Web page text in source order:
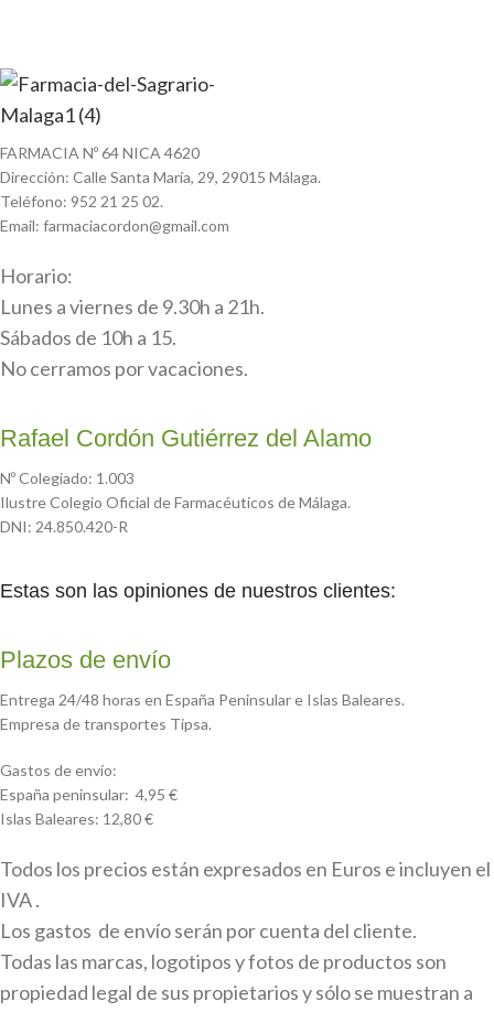
FARMACIA Nº 64 NICA 4620
Dirección: Calle Santa María, 29, 29015 Málaga.
Teléfono: 952 21 25 02.
Email: farmaciacordon@gmail.com
Horario:
Lunes a viernes de 9.30h a 21h.
Sábados de 10h a 15.
No cerramos por vacaciones.
Rafael Cordón Gutiérrez del Alamo
Nº Colegiado: 1.003
Ilustre Colegio Oficial de Farmacéuticos de Málaga.
DNI: 24.850.420-R
Estas son las opiniones de nuestros clientes:
Plazos de envío
Entrega 24/48 horas en España Peninsular e Islas Baleares.
Empresa de transportes Tipsa.
Gastos de envío:
España peninsular: 4,95 €
Islas Baleares: 12,80 €
Todos los precios están expresados en Euros e incluyen el
IVA .
Los gastos de envío serán por cuenta del cliente.
Todas las marcas, logotipos y fotos de productos son
propiedad legal de sus propietarios y sólo se muestran a